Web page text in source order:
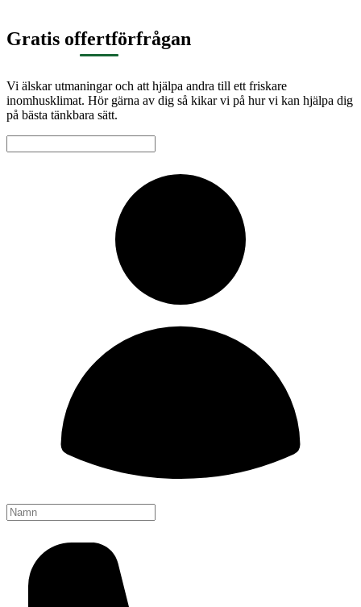
Gratis offertförfrågan
Vi älskar utmaningar och att hjälpa andra till ett friskare
inomhusklimat. Hör gärna av dig så kikar vi på hur vi kan hjälpa dig
på bästa tänkbara sätt.